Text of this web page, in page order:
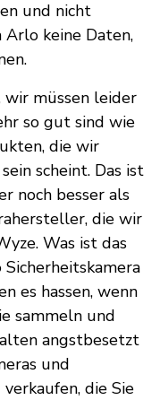
und nicht
Arlo keine Daten,
wir müssen leider
so gut sind wie
die wir
scheint. Das ist
noch besser als
die wir
Was ist das
es hassen, wenn
sammeln und
angstbesetzt
und
die Sie